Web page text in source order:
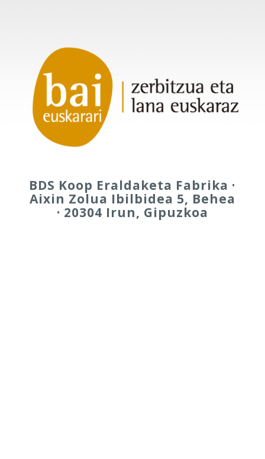
BDS Koop Eraldaketa Fabrika ·
Aixin Zolua Ibilbidea 5, Behea
· 20304 Irun, Gipuzkoa